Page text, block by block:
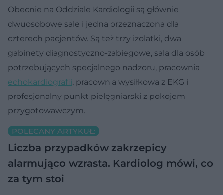
Obecnie na Oddziale Kardiologii są głównie
dwuosobowe sale i jedna przeznaczona dla
czterech pacjentów. Są też trzy izolatki, dwa
gabinety diagnostyczno-zabiegowe, sala dla osób
potrzebujących specjalnego nadzoru, pracownia
echokardiografii, pracownia wysiłkowa z EKG i
profesjonalny punkt pielęgniarski z pokojem
przygotowawczym.
POLECANY ARTYKUŁ:
Liczba przypadków zakrzepicy
alarmująco wzrasta. Kardiolog mówi, co
za tym stoi